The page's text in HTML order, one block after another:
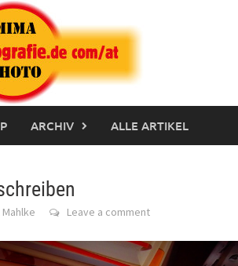
ARCHIV ALLE ARTIKEL
Leave a comment